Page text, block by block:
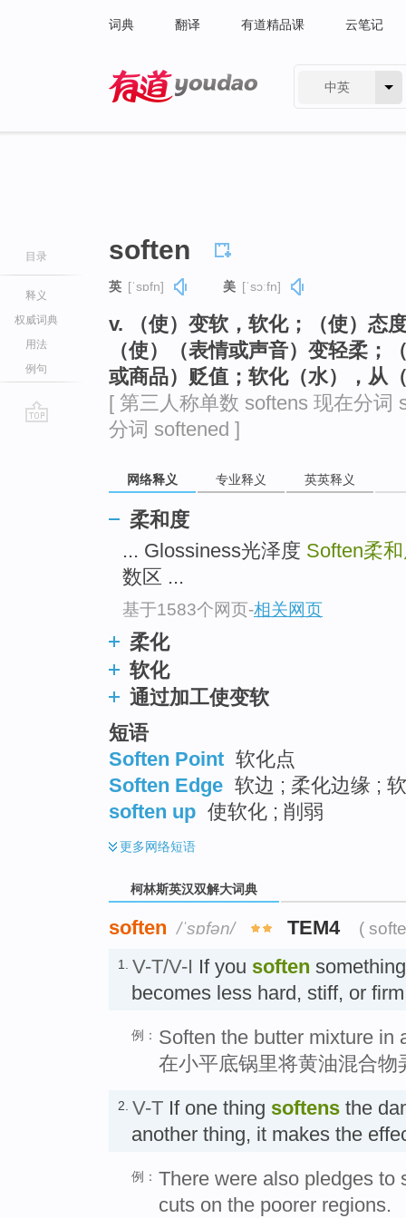
词典 翻译 有道精品课 云笔记
中英
目录
释义
权威词典
用法
例句
soften
英 [ˈsɒfn] 美 [ˈsɔːfn]
v. （使）变软，软化；（使）态
（使）（表情或声音）变轻柔；
或商品）贬值；软化（水），从
[ 第三人称单数 softens 现在分词
分词 softened ]
网络释义 专业释义 英英释义
柔和度
... Glossiness光泽度 Soften柔
数区 ...
基于1583个网页-相关网页
柔化
软化
通过加工使变软
短语
Soften Point 软化点
Soften Edge 软边 ; 柔化边缘 ;
soften up 使软化 ; 削弱
更多网络短语
柯林斯英汉双解大词典
soften /ˈsɒfən/ TEM4 (
1. V-T/V-I If you soften
becomes less hard, stiff, or
例： Soften the butter mixture in
在小平底锅里将黄油混合物
2. V-T If one thing softens the
another thing, it makes the
例： There were also pledges to
cuts on the poorer regions.